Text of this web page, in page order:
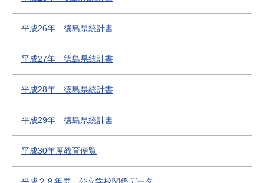
平成26年 徳島県統計書
平成27年 徳島県統計書
平成28年 徳島県統計書
平成29年 徳島県統計書
平成30年度教育便覧